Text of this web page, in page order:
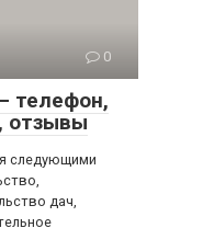
0
телефон,
отзывы
следующими
дач,